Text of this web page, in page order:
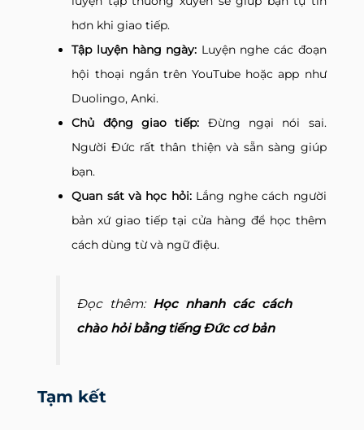
hơn khi giao tiếp.
Tập luyện hàng ngày: Luyện nghe các đoạn
hội thoại ngắn trên YouTube hoặc app như
Duolingo, Anki.
Chủ động giao tiếp: Đừng ngại nói sai.
Người Đức rất thân thiện và sẵn sàng giúp
bạn.
Quan sát và học hỏi:Lắng nghe cách người
bản xứ giao tiếp tại cửa hàng để học thêm
cách dùng từ và ngữ điệu.
Đọc thêm: Học nhanh các cách
chào hỏi bằng tiếng Đức cơ bản
Tạm kết